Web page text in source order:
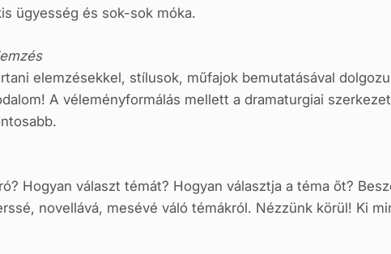
ügyesség és sok-sok móka.
elemzésekkel, stílusok, műfajok bemutatásával
A véleményformálás mellett a dramaturgiai
Hogyan választ témát? Hogyan választja a téma őt?
novellává, mesévé váló témákról. Nézzünk körül! Ki